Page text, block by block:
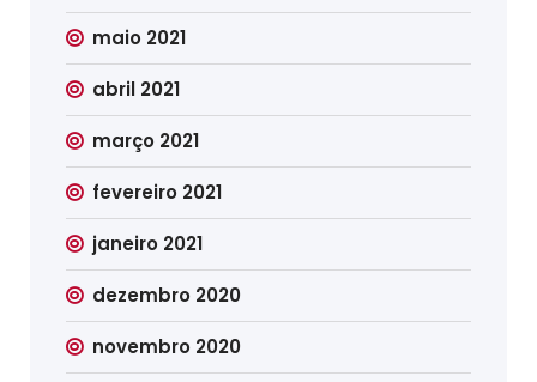
maio 2021
abril 2021
março 2021
fevereiro 2021
janeiro 2021
dezembro 2020
novembro 2020